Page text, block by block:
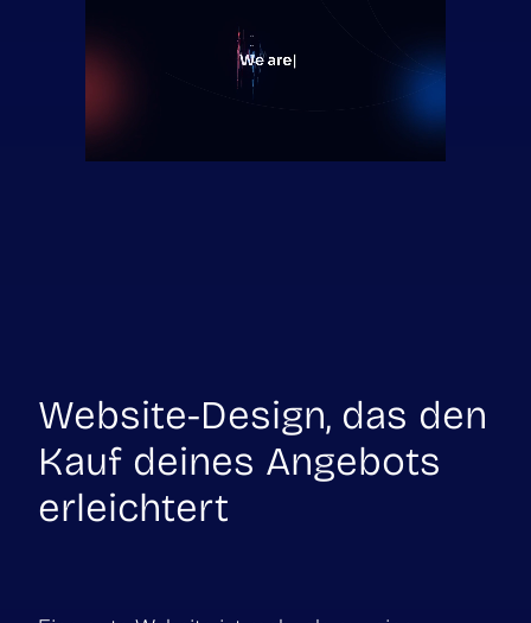
Website-Design, das den
Kauf deines Angebots
erleichtert